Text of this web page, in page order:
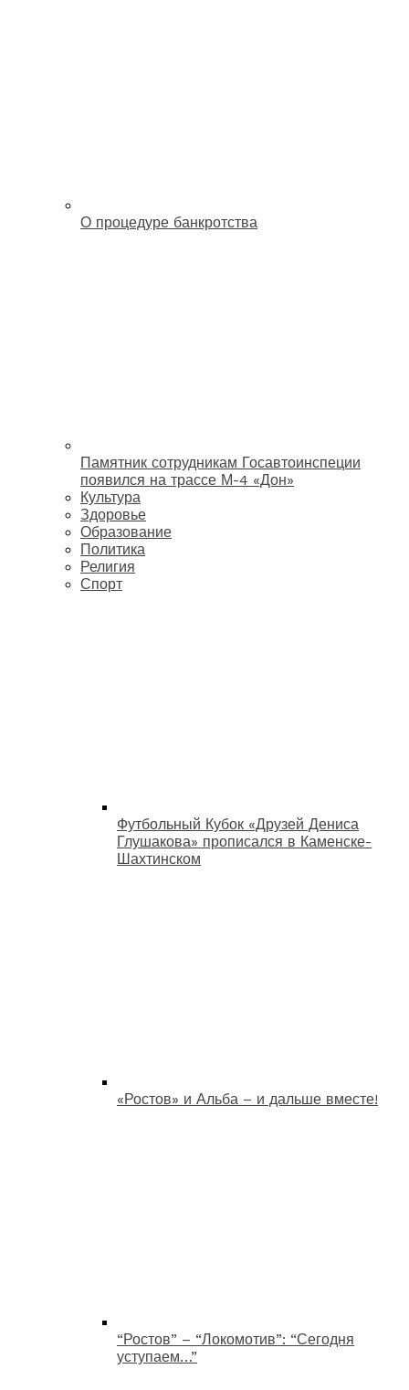
О процедуре банкротства
Памятник сотрудникам Госавтоинспеции
появился на трассе М-4 «Дон»
Культура
Здоровье
Образование
Политика
Религия
Спорт
Футбольный Кубок «Друзей Дениса
Глушакова» прописался в Каменске-
Шахтинском
«Ростов» и Альба – и дальше вместе!
“Ростов” – “Локомотив”: “Сегодня
уступаем…”